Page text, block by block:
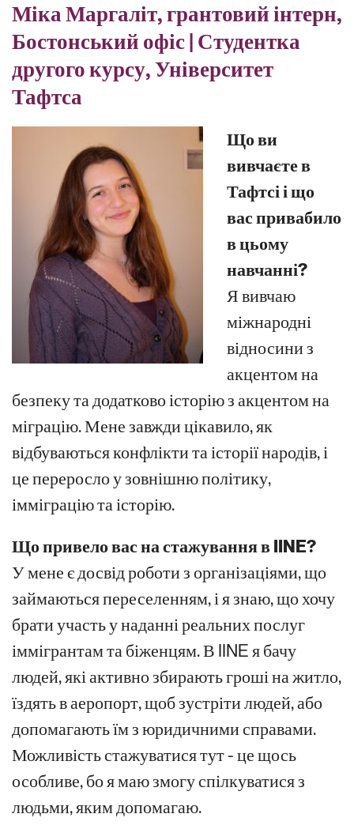
Міка Маргаліт, грантовий інтерн,
Бостонський офіс | Студентка
другого курсу, Університет
Тафтса
Що ви
вивчаєте в
Тафтсі і що
вас привабило
в цьому
навчанні?
Я вивчаю
міжнародні
відносини з
акцентом на
безпеку та додатково історію з акцентом на
міграцію. Мене завжди цікавило, як
відбуваються конфлікти та історії народів, і
це переросло у зовнішню політику,
імміграцію та історію.
Що привело вас на стажування в IINE?
У мене є досвід роботи з організаціями, що
займаються переселенням, і я знаю, що хочу
брати участь у наданні реальних послуг
іммігрантам та біженцям. В IINE я бачу
людей, які активно збирають гроші на житло,
їздять в аеропорт, щоб зустріти людей, або
допомагають їм з юридичними справами.
Можливість стажуватися тут - це щось
особливе, бо я маю змогу спілкуватися з
людьми, яким допомагаю.